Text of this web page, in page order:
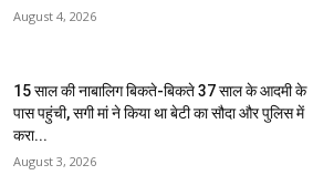
August 4, 2026
15 साल की नाबालिग बिकते-बिकते 37 साल के आदमी के
पास पहुंची, सगी मां ने किया था बेटी का सौदा और पुलिस में
करा...
August 3, 2026